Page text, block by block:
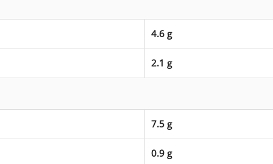
4.6 g
2.1 g
7.5 g
0.9 g